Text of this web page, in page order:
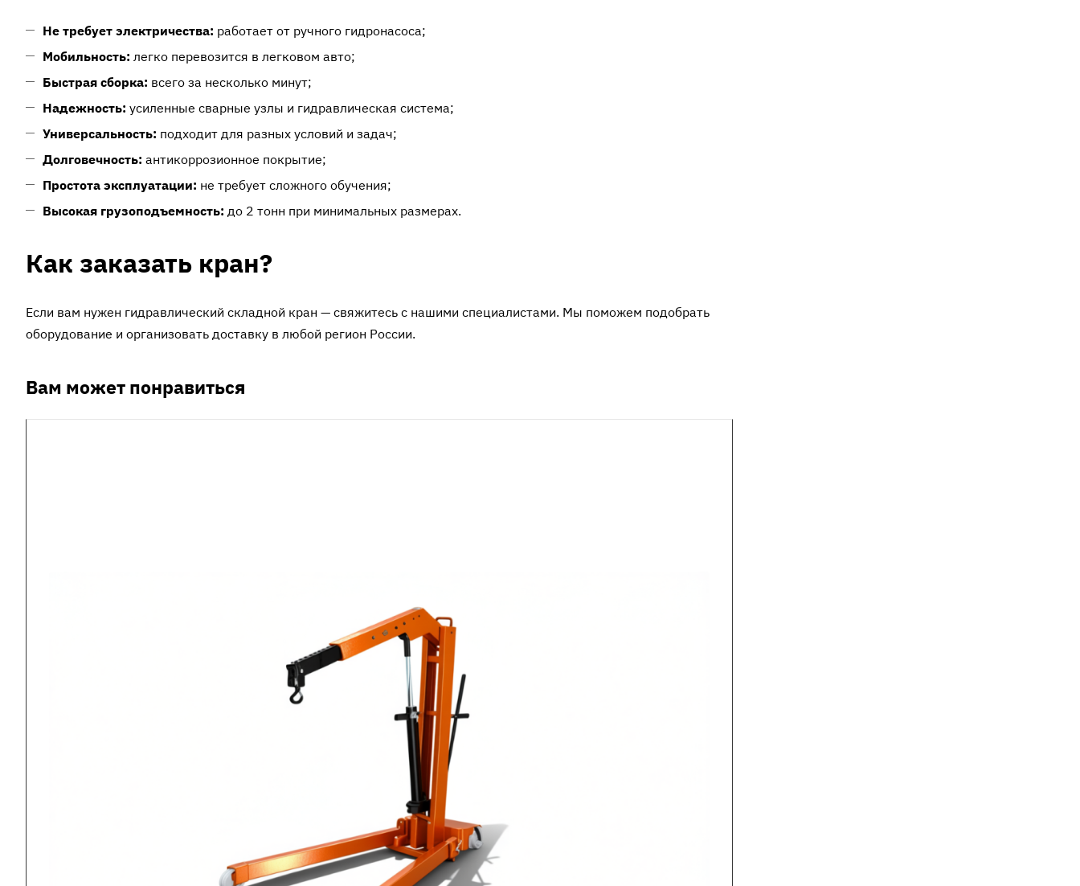
Не требует электричества: работает от ручного гидронасоса;
Мобильность: легко перевозится в легковом авто;
Быстрая сборка: всего за несколько минут;
Надежность: усиленные сварные узлы и гидравлическая система;
Универсальность: подходит для разных условий и задач;
Долговечность: антикоррозионное покрытие;
Простота эксплуатации: не требует сложного обучения;
Высокая грузоподъемность: до 2 тонн при минимальных размерах.
Как заказать кран?
Если вам нужен гидравлический складной кран — свяжитесь с нашими специалистами. Мы поможем подобрать
оборудование и организовать доставку в любой регион России.
Вам может понравиться